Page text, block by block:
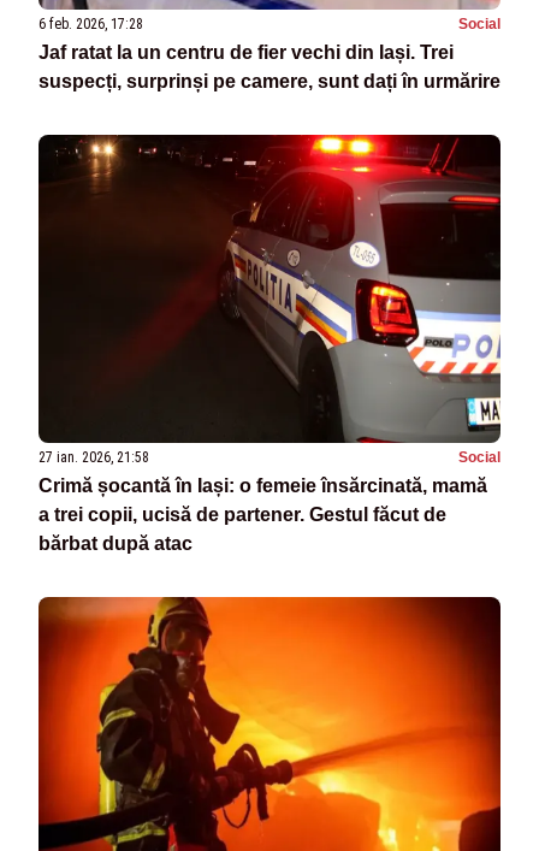
6 feb. 2026, 17:28 Social
Jaf ratat la un centru de fier vechi din Iași. Trei
suspecți, surprinși pe camere, sunt dați în urmărire
27 ian. 2026, 21:58 Social
Crimă șocantă în Iași: o femeie însărcinată, mamă
a trei copii, ucisă de partener. Gestul făcut de
bărbat după atac